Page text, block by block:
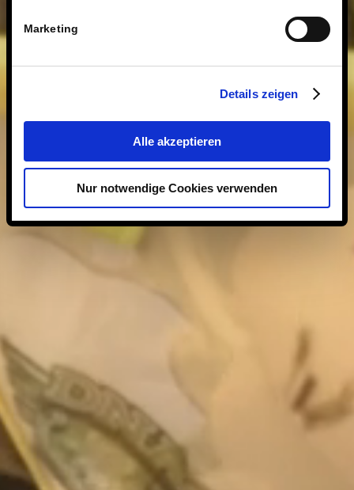
Marketing
Details zeigen
Alle akzeptieren
Nur notwendige Cookies verwenden